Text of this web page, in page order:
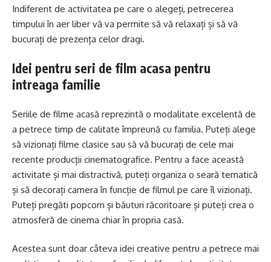
Indiferent de activitatea pe care o alegeți, petrecerea
timpului în aer liber vă va permite să vă relaxați și să vă
bucurați de prezența celor dragi.
Idei pentru seri de film acasa pentru
intreaga familie
Seriile de filme acasă reprezintă o modalitate excelentă de
a petrece timp de calitate împreună cu familia. Puteți alege
să vizionați filme clasice sau să vă bucurați de cele mai
recente producții cinematografice. Pentru a face această
activitate și mai distractivă, puteți organiza o seară tematică
și să decorați camera în funcție de filmul pe care îl vizionați.
Puteți pregăti popcorn și băuturi răcoritoare și puteți crea o
atmosferă de cinema chiar în propria casă.
Acestea sunt doar câteva idei creative pentru a petrece mai